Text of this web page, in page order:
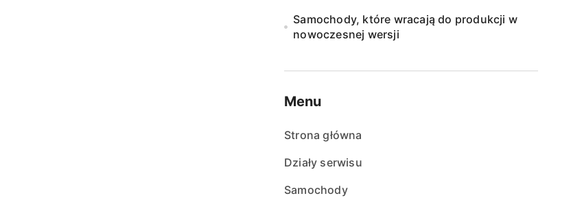
Samochody, które wracają do produkcji w
nowoczesnej wersji
Menu
Strona główna
Działy serwisu
Samochody